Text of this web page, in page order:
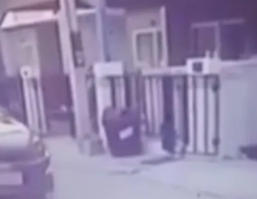
Tasteful Thailand
Sanook Choice
ที่